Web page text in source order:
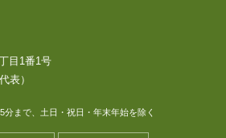
目1番1号
表）
分まで、土日・祝日・年末年始を除く